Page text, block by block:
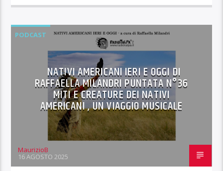
PODCAST
NATIVI AMERICANI IERI E OGGI DI
RAFFAELLA MILANDRI PUNTATA N°36
MITI E CREATURE DEI NATIVI
AMERICANI , UN VIAGGIO MUSICALE
MaurizioB
16 AGOSTO 2025